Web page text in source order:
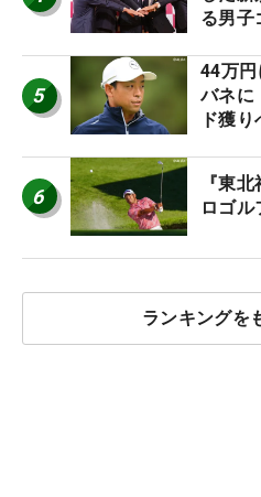
る男子
5
44万
バネ
ド獲
6
『東
ロゴル
ランキングを